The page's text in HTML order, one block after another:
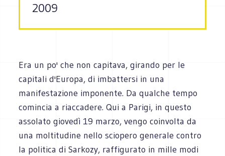
2009
Era un po' che non capitava, girando per le
capitali d'Europa, di imbattersi in una
manifestazione imponente. Da qualche tempo
comincia a riaccadere. Qui a Parigi, in questo
assolato giovedì 19 marzo, vengo coinvolta da
una moltitudine nello sciopero generale contro
la politica di Sarkozy, raffigurato in mille modi